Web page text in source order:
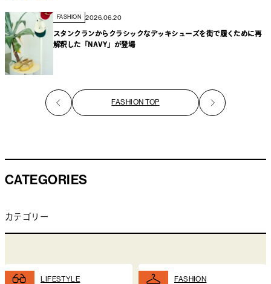
FASHION 2026.06.20
スタンクランからクラシックなデッキシューズを街で履くために再
解釈した「NAVY」が登場
FASHION TOP
CATEGORIES
カテゴリー
LIFESTYLE FASHION